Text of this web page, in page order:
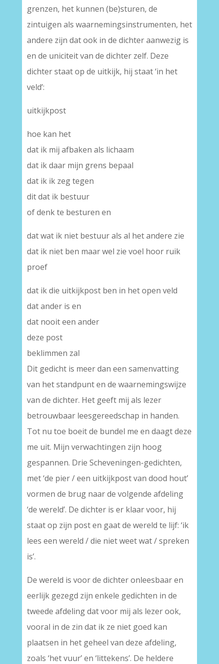
grenzen, het kunnen (be)sturen, de
zintuigen als waarnemingsinstrumenten, het
andere zijn dat ook in de dichter aanwezig is
en de uniciteit van de dichter zelf. Deze
dichter staat op de uitkijk, hij staat ‘in het
veld’:
uitkijkpost
hoe kan het
dat ik mij afbaken als lichaam
dat ik daar mijn grens bepaal
dat ik ik zeg tegen
dit dat ik bestuur
of denk te besturen en
dat wat ik niet bestuur als al het andere zie
dat ik niet ben maar wel zie voel hoor ruik
proef
dat ik die uitkijkpost ben in het open veld
dat ander is en
dat nooit een ander
deze post
beklimmen zal
Dit gedicht is meer dan een samenvatting
van het standpunt en de waarnemingswijze
van de dichter. Het geeft mij als lezer
betrouwbaar leesgereedschap in handen.
Tot nu toe boeit de bundel me en daagt deze
me uit. Mijn verwachtingen zijn hoog
gespannen. Drie Scheveningen-gedichten,
met ‘de pier / een uitkijkpost van dood hout’
vormen de brug naar de volgende afdeling
‘de wereld’. De dichter is er klaar voor, hij
staat op zijn post en gaat de wereld te lijf: ‘ik
lees een wereld / die niet weet wat / spreken
is’.
De wereld is voor de dichter onleesbaar en
eerlijk gezegd zijn enkele gedichten in de
tweede afdeling dat voor mij als lezer ook,
vooral in de zin dat ik ze niet goed kan
plaatsen in het geheel van deze afdeling,
zoals ‘het vuur’ en ‘littekens’. De heldere